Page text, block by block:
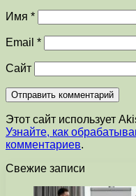
Имя *
Email *
Сайт
Этот сайт использует
Узнайте, как
комментариев.
Свежие записи